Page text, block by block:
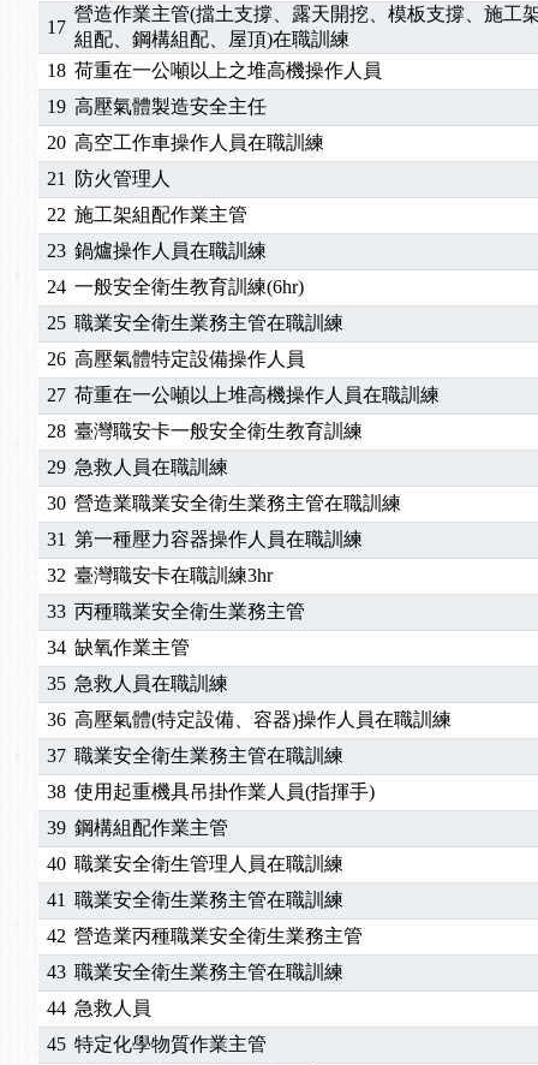
17
營造作業主管(擋土支撐、露天開挖、模板支撐、施工
組配、鋼構組配、屋頂)在職訓練
18 荷重在一公噸以上之堆高機操作人員
19 高壓氣體製造安全主任
20 高空工作車操作人員在職訓練
21
防火管理人
22 施工架組配作業主管
23 鍋爐操作人員在職訓練
24 一般安全衛生教育訓練(6hr)
25 職業安全衛生業務主管在職訓練
26 高壓氣體特定設備操作人員
27 荷重在一公噸以上堆高機操作人員在職訓練
28 臺灣職安卡一般安全衛生教育訓練
29 急救人員在職訓練
30 營造業職業安全衛生業務主管在職訓練
31 第一種壓力容器操作人員在職訓練
32 臺灣職安卡在職訓練3hr
33 丙種職業安全衛生業務主管
34 缺氧作業主管
35 急救人員在職訓練
36 高壓氣體(特定設備、容器)操作人員在職訓練
37 職業安全衛生業務主管在職訓練
38 使用起重機具吊掛作業人員(指揮手)
39 鋼構組配作業主管
40 職業安全衛生管理人員在職訓練
41 職業安全衛生業務主管在職訓練
42 營造業丙種職業安全衛生業務主管
43 職業安全衛生業務主管在職訓練
44 急救人員
45 特定化學物質作業主管